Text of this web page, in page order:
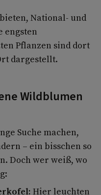
National- und
engsten
Pflanzen sind dort
dargestellt.
Wildblumen
Suche machen,
– ein bisschen so
Doch wer weiß, wo
Hier leuchten